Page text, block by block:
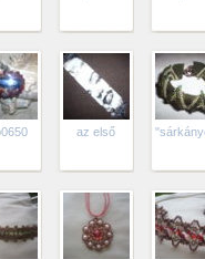
az első